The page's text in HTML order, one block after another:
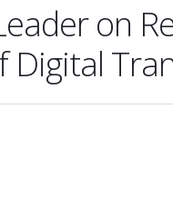
on
Digital